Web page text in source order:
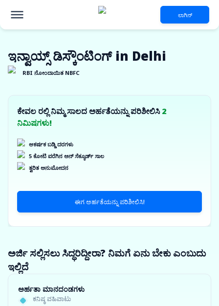
ಲಾಗಿನ್
ಇನ್ವಾಯ್ಸ್ ಡಿಸ್ಕೌಂಟಿಂಗ್ in Delhi
RBI ನೋಂದಾಯಿತ NBFC
ಕೇವಲ ರಲ್ಲಿ ನಿಮ್ಮ ಸಾಲದ ಅರ್ಹತೆಯನ್ನು ಪರಿಶೀಲಿಸಿ2
ನಿಮಿಷಗಳು!
ಆಕರ್ಷಕ ಬಡ್ಡಿ ದರಗಳು
5 ಕೋಟಿ ವರೆಗಿನ ಅನ್ ಸೆಕ್ಯೂರ್ಡ್ ಸಾಲ
ತ್ವರಿತ ಅನುಮೋದನ
ಈಗ ಅರ್ಹತೆಯನ್ನು ಪರಿಶೀಲಿಸಿ!
ಅರ್ಜಿ ಸಲ್ಲಿಸಲು ಸಿದ್ಧರಿದ್ದೀರಾ? ನಿಮಗೆ ಏನು ಬೇಕು ಎಂಬುದು
ಇಲ್ಲಿದೆ
ಅರ್ಹತಾ ಮಾನದಂಡಗಳು
ಕನಿಷ್ಠ ವಹಿವಾಟು